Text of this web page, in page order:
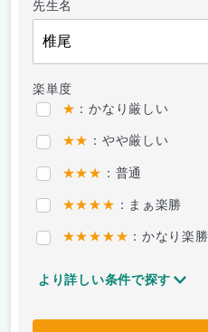
先生名
楽単度
★ ：かなり厳しい
★★ ：やや厳しい
★★★ ：普通
★★★★ ：まぁ楽勝
★★★★★ ：かなり楽勝
より詳しい条件で探す